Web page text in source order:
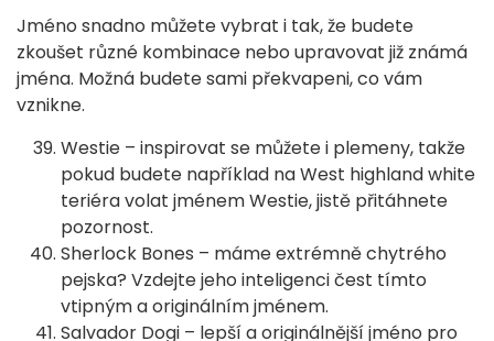
Jméno snadno můžete vybrat i tak, že budete
zkoušet různé kombinace nebo upravovat již známá
jména. Možná budete sami překvapeni, co vám
vznikne.
Westie – inspirovat se můžete i plemeny, takže
pokud budete například na West highland white
teriéra volat jménem Westie, jistě přitáhnete
pozornost.
Sherlock Bones – máme extrémně chytrého
pejska? Vzdejte jeho inteligenci čest tímto
vtipným a originálním jménem.
Salvador Dogi – lepší a originálnější jméno pro